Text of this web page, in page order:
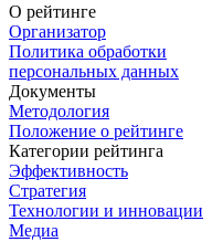
О рейтинге
Организатор
Политика обработки
персональных данных
Документы
Методология
Положение о рейтинге
Категории рейтинга
Эффективность
Стратегия
Технологии и инновации
Медиа